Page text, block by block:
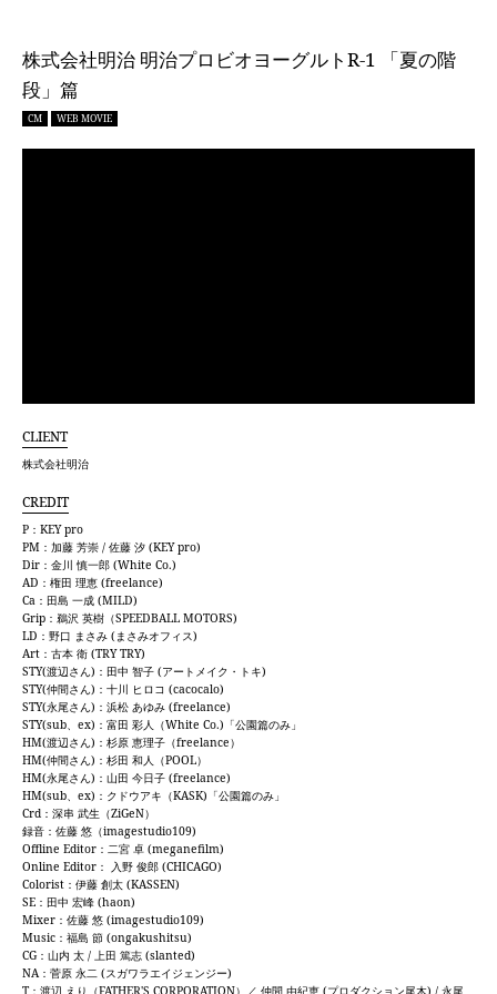
株式会社明治 明治プロビオヨーグルトR-1 「夏の階
段」篇
CM WEB MOVIE
CLIENT
株式会社明治
CREDIT
P：KEY pro
PM：加藤 芳崇 / 佐藤 汐 (KEY pro)
Dir：金川 慎一郎 (White Co.)
AD：権田 理恵 (freelance)
Ca：田島 一成 (MILD)
Grip：鵜沢 英樹（SPEEDBALL MOTORS)
LD：野口 まさみ (まさみオフィス)
Art：古本 衛 (TRY TRY)
STY(渡辺さん)：田中 智子 (アートメイク・トキ)
STY(仲間さん)：十川 ヒロコ (cacocalo)
STY(永尾さん)：浜松 あゆみ (freelance)
STY(sub、ex)：富田 彩人（White Co.)「公園篇のみ」
HM(渡辺さん)：杉原 恵理子（freelance）
HM(仲間さん)：杉田 和人（POOL）
HM(永尾さん)：山田 今日子 (freelance)
HM(sub、ex)：クドウアキ（KASK)「公園篇のみ」
Crd：深串 武生（ZiGeN）
録音：佐藤 悠（imagestudio109)
Offline Editor：二宮 卓 (meganefilm)
Online Editor： 入野 俊郎 (CHICAGO)
Colorist：伊藤 創太 (KASSEN)
SE：田中 宏峰 (haon)
Mixer：佐藤 悠 (imagestudio109)
Music：福島 節 (ongakushitsu)
CG：山内 太 / 上田 篤志 (slanted)
NA：菅原 永二 (スガワラエイジェンジー)